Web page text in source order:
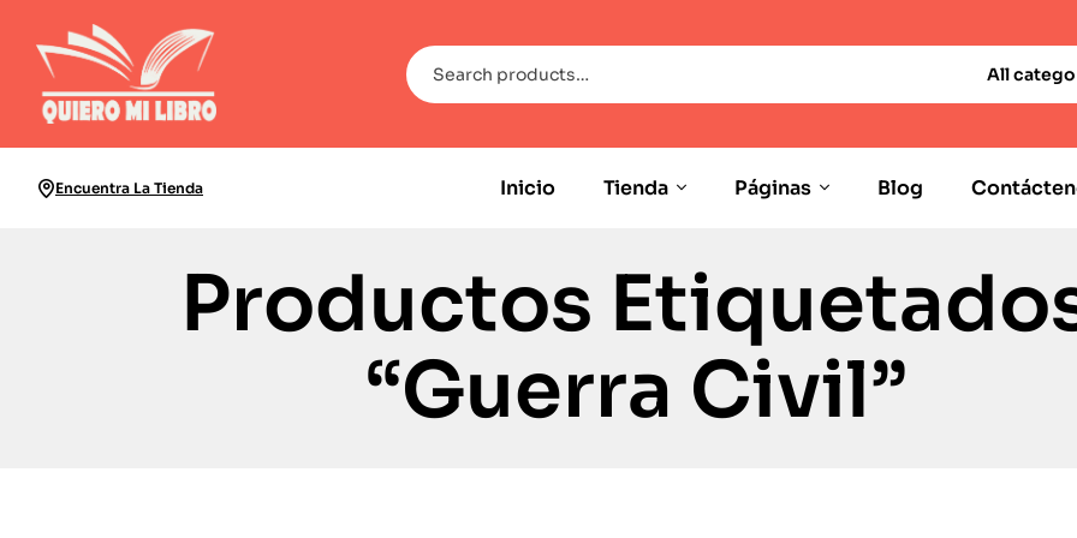
All
Encuentra La Tienda Inicio Tienda Páginas Blog
Productos
“Guerra Civil”